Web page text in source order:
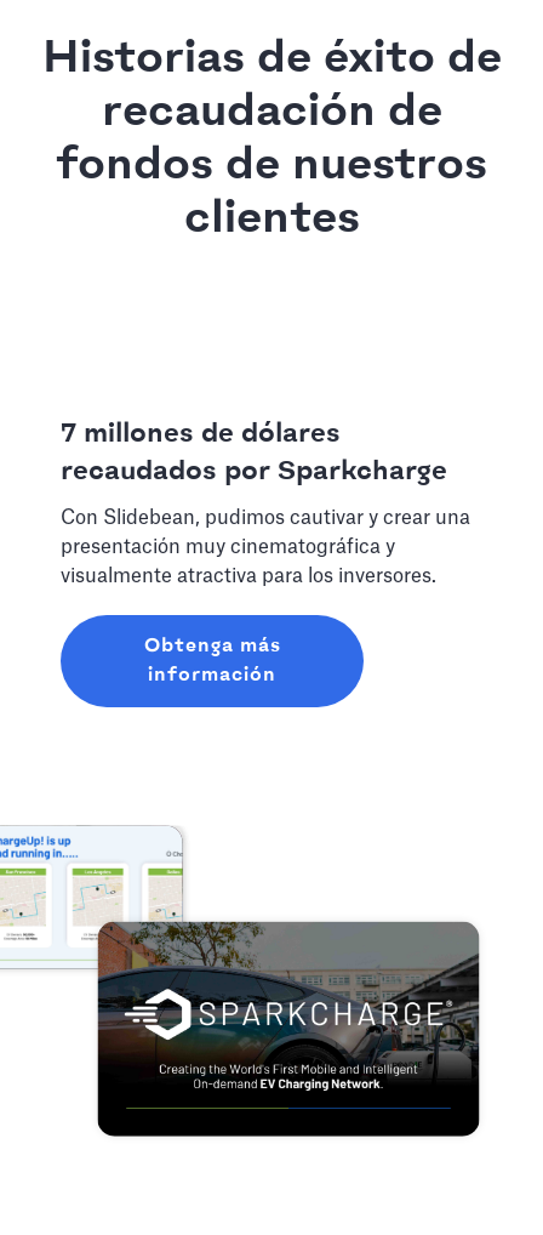
Historias de éxito de
recaudación de
fondos de nuestros
clientes
7 millones de dólares
recaudados por Sparkcharge
Con Slidebean, pudimos cautivar y crear una
presentación muy cinematográfica y
visualmente atractiva para los inversores.
Obtenga más
información